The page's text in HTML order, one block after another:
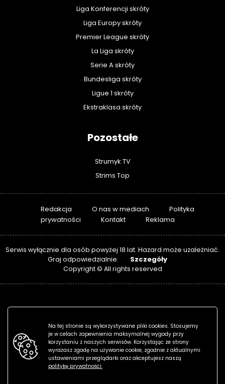
Liga Konferencji skróty
Liga Europy skróty
Premier League skróty
La Liga skróty
Serie A skróty
Bundesliga skróty
Ligue 1 skróty
Ekstraklasa skróty
Pozostałe
Strumyk TV
Strims Top
Redakcja O nas w mediach
Polityka
prywatności
Kontakt Reklama
Serwis wyłącznie dla osób powyżej 18 lat. Hazard może uzależniać.
Graj odpowiedzialnie.
Szczegóły
Copyright © All rights reserved
Na tej stronie są wykorzystywane pliki cookies. Stosujemy
je w celach zapewnienia maksymalnej wygody przy
korzystaniu z naszych serwisów. Korzystając ze strony
wyrażasz zgodę na używanie cookie, zgodnie z aktualnymi
ustawieniami przeglądarki oraz akceptujesz naszą
politykę prywatności.